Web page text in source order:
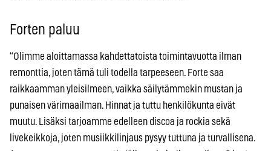
Forten paluu
“Olimme aloittamassa kahdettatoista toimintavuotta ilman
remonttia, joten tämä tuli todella tarpeeseen. Forte saa
raikkaamman yleisilmeen, vaikka säilytämmekin mustan ja
punaisen värimaailman. Hinnat ja tuttu henkilökunta eivät
muutu. Lisäksi tarjoamme edelleen discoa ja rockia sekä
livekeikkoja, joten musiikkilinjaus pysyy tuttuna ja turvallisena.